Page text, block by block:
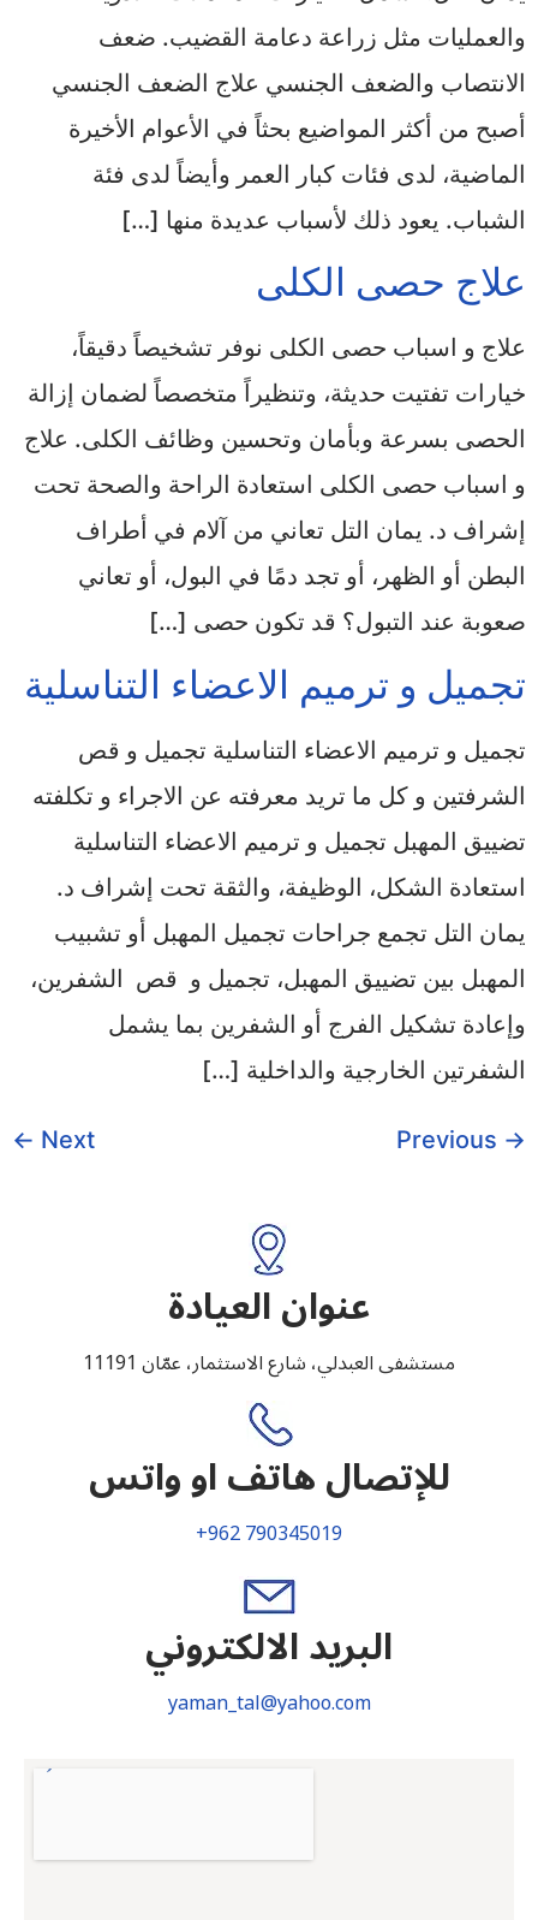
والعمليات مثل زراعة دعامة القضيب. ضعف
الانتصاب والضعف الجنسي علاج الضعف الجنسي
أصبح من أكثر المواضيع بحثاً في الأعوام الأخيرة
الماضية، لدى فئات كبار العمر وأيضاً لدى فئة
الشباب. يعود ذلك لأسباب عديدة منها […]
علاج حصى الكلى
علاج و اسباب حصى الكلى نوفر تشخيصاً دقيقاً،
خيارات تفتيت حديثة، وتنظيراً متخصصاً لضمان إزالة
الحصى بسرعة وبأمان وتحسين وظائف الكلى. علاج
و اسباب حصى الكلى استعادة الراحة والصحة تحت
إشراف د. يمان التل تعاني من آلام في أطراف
البطن أو الظهر، أو تجد دمًا في البول، أو تعاني
صعوبة عند التبول؟ قد تكون حصى […]
تجميل و ترميم الاعضاء التناسلية
تجميل و ترميم الاعضاء التناسلية تجميل و قص
الشرفتين و كل ما تريد معرفته عن الاجراء و تكلفته
تضييق المهبل تجميل و ترميم الاعضاء التناسلية
استعادة الشكل، الوظيفة، والثقة تحت إشراف د.
يمان التل تجمع جراحات تجميل المهبل أو تشبيب
المهبل بين تضييق المهبل، تجميل و قص الشفرين،
وإعادة تشكيل الفرج أو الشفرين بما يشمل
الشفرتين الخارجية والداخلية […]
→
Next
←
عنوان العيادة
مستشفى العبدلي، شارع الاستثمار، عمّان 11191
للإتصال هاتف او واتس
+962 790345019
البريد الالكتروني
yaman_tal@yahoo.com